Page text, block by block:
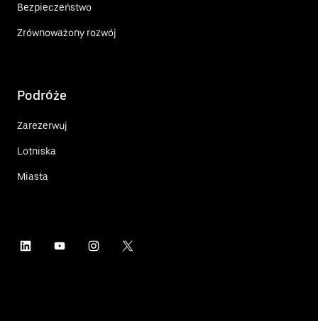
Bezpieczeństwo
Zrównoważony rozwój
Podróże
Zarezerwuj
Lotniska
Miasta